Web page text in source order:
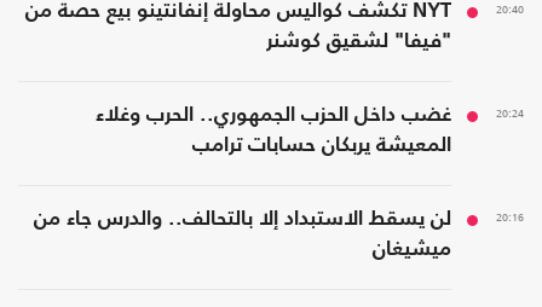
20:40
NYT تكشف كواليس محاولة إنفانتينو بيع حصة من
"فيفا" لشقيق كوشنر
20:24
غضب داخل الحزب الجمهوري.. الحرب وغلاء
المعيشة يربكان حسابات ترامب
20:16
لن يسقط الاستبداد إلا بالتحالف.. والدرس جاء من
ميشيغان